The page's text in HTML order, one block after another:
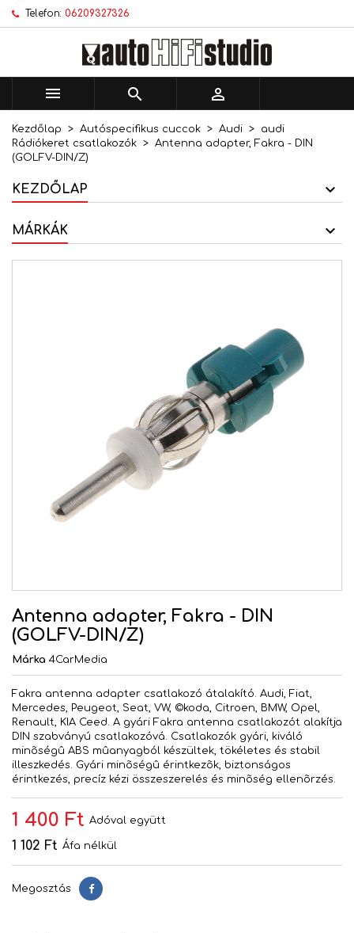
Telefon: 06209327326
  
Kezdőlap Autóspecifikus cuccok Audi
audi
Rádiókeret csatlakozók
Antenna adapter, Fakra - DIN
(GOLFV-DIN/Z)
KEZDŐLAP
MÁRKÁK
Antenna adapter, Fakra - DIN
(GOLFV-DIN/Z)
Márka 4CarMedia
Fakra antenna adapter csatlakozó átalakító. Audi, Fiat,
Mercedes, Peugeot, Seat, VW, ©koda, Citroen, BMW, Opel,
Renault, KIA Ceed. A gyári Fakra antenna csatlakozót alakítja
DIN szabványú csatlakozóvá. Csatlakozók gyári, kiváló
minõségû ABS mûanyagból készültek, tökéletes és stabil
illeszkedés. Gyári minõségû érintkezõk, biztonságos
érintkezés, precíz kézi összeszerelés és minõség ellenõrzés.
1 400 Ft Adóval együtt
1 102 Ft Áfa nélkül
Megosztás Megosztás
Kívánságlistáim ×
Új lista létrehozása
Kívánságlista létrehozása ×
Kívánságlista neve
Bejelentkezés ×
történő mentéséhez.
Bejelentkezés